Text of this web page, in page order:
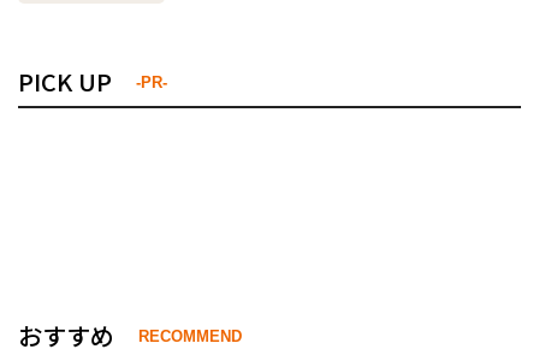
PICK UP -PR-
おすすめ RECOMMEND